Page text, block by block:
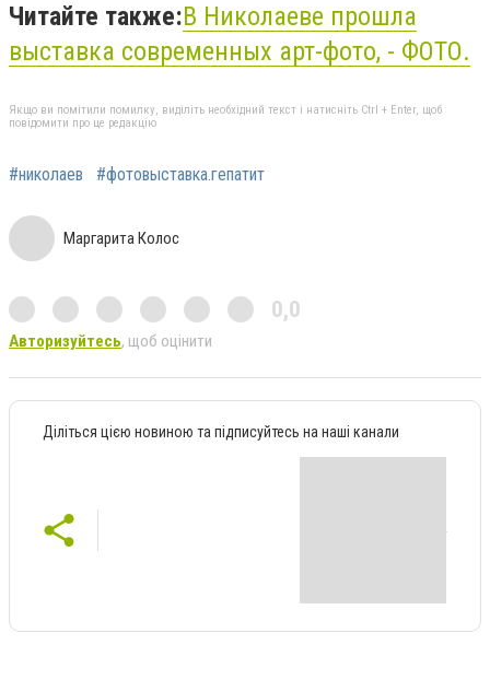
Читайте также:В Николаеве прошла
выставка современных арт-фото, - ФОТО.
Якщо ви помітили помилку, виділіть необхідний текст і натисніть Ctrl + Enter, щоб
повідомити про це редакцію
#николаев #фотовыставка.гепатит
Маргарита Колос
0,0
Авторизуйтесь, щоб оцінити
Діліться цією новиною та підписуйтесь на наші канали